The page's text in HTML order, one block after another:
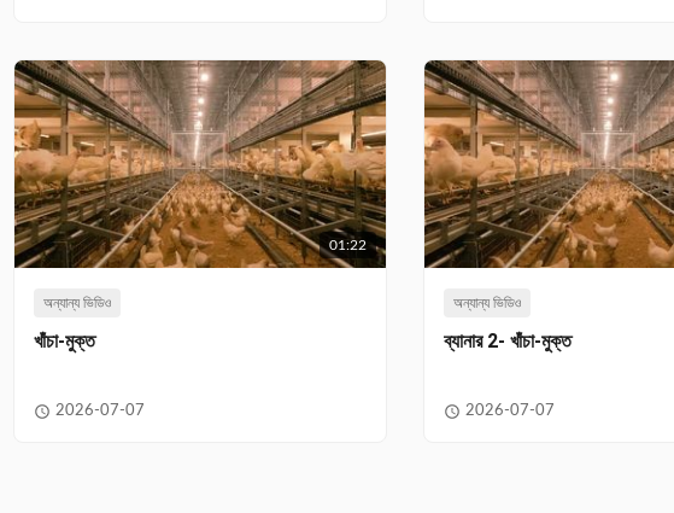
01:22
অন্যান্য ভিডিও
খাঁচা-মুক্ত
2026-07-07
অন্যান্য ভিডিও
ব্যানার 2- খাঁচা-মুক্ত
2026-07-07